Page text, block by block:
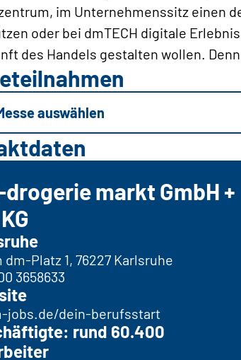
im Unternehmenssitz einen
oder bei dmTECH digitale
des Handels gestalten wollen.
auswählen
markt GmbH +
dm-Platz 1, 76227 Karlsruhe
3658633
jobs.de/dein-berufsstart
rund 60.400